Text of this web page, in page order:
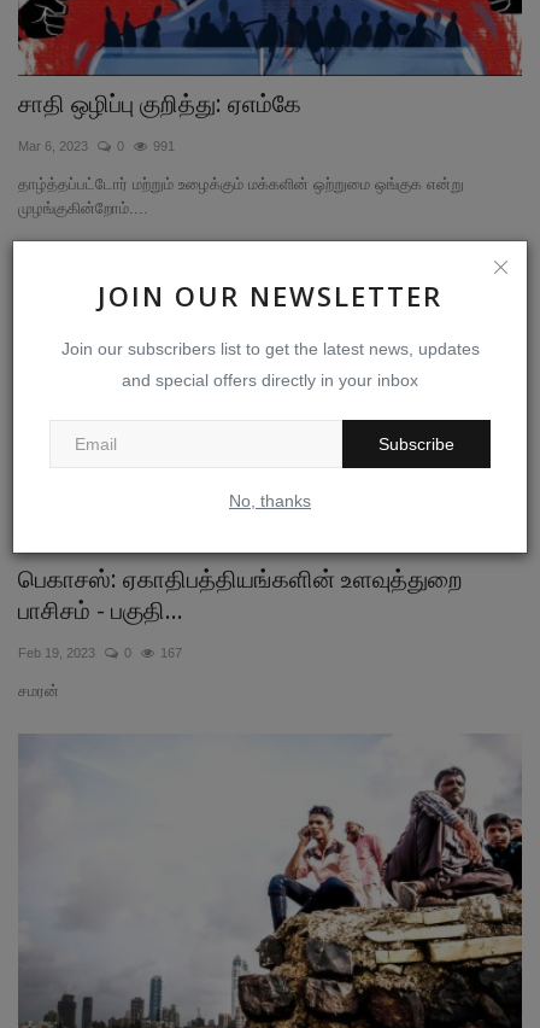
JOIN OUR NEWSLETTER
Join our subscribers list to get the latest news, updates
and special offers directly in your inbox
Subscribe
No, thanks
சாதி ஒழிப்பு குறித்து: ஏஎம்கே
Mar 6, 2023 0 991
தாழ்த்தப்பட்டோர் மற்றும் உழைக்கும் மக்களின் ஒற்றுமை ஒங்குக என்று
முழங்குகின்றோம்....
பெகாசஸ்: ஏகாதிபத்தியங்களின் உளவுத்துறை
பாசிசம் - பகுதி...
Feb 19, 2023 0 167
சமரன்